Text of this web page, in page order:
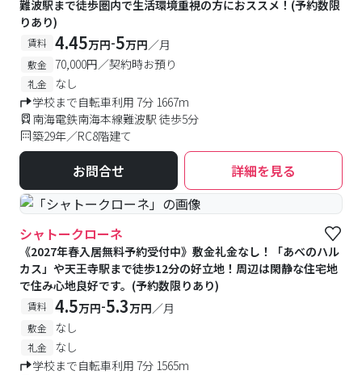
難波駅まで徒歩圏内で生活環境重視の方におススメ！(予約数限
りあり)
賃料 4.45万円-5万円／月
敷金 70,000円／契約時お預り
礼金
なし
学校まで自転車利用 7分 1667m
南海電鉄南海本線難波駅 徒歩5分
築29年／RC8階建て
お問合せ 詳細を見る
シャトークローネ
《2027年春入居無料予約受付中》敷金礼金なし！「あべのハル
カス」や天王寺駅まで徒歩12分の好立地！周辺は閑静な住宅地
で住み心地良好です。(予約数限りあり)
賃料 4.5万円-5.3万円／月
敷金 なし
礼金
なし
学校まで自転車利用 7分 1565m